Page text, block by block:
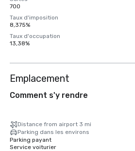
700
Taux d'imposition
8,375%
Taux d'occupation
13,38%
Emplacement
Comment s'y rendre
Distance from airport 3 mi
Parking dans les environs
Parking payant
Service voiturier